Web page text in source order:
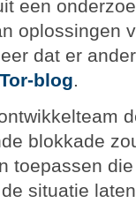
een
oplossingen
dat er
Tor-blog.
blokkade
toepassen
situatie